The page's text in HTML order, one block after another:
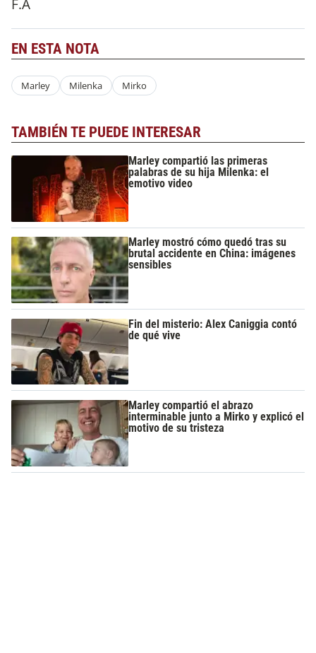
F.A
EN ESTA NOTA
Marley Milenka Mirko
TAMBIÉN TE PUEDE INTERESAR
Marley compartió las primeras
palabras de su hija Milenka: el
emotivo video
Marley mostró cómo quedó tras su
brutal accidente en China: imágenes
sensibles
Fin del misterio: Alex Caniggia contó
de qué vive
Marley compartió el abrazo
interminable junto a Mirko y explicó el
motivo de su tristeza